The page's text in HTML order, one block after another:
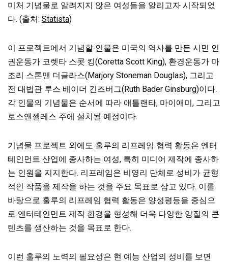
미처 기념물로 알려지지 않은 여성들을 알리고자 시작되었
다. (출처: Statista)
이 프로젝트에서 기념할 인물은 미국의 역사를 만든 시민 인
권운동가 코렛타 스콧 킹(Coretta Scott King), 환경운동가 마
조리 스톤맨 더글라스(Marjory Stoneman Douglas), 그리고
전 대법관 루스 베이더 긴즈버그(Ruth Bader Ginsburg)이다.
각 인물의 기념물은 순서에 따라 애틀랜타, 마이애미, 그리고
로스앤젤레스 주에 설치될 예정이다.
기념물 프로젝트 외에도 훌루의 리프레임 협력 활동은 엔터
테인먼트 산업에 종사하는 여성, 특히 미디어 제작에 종사하
는 인원을 지지한다. 리프레임은 비영리 단체로 성비가 균형
적인 작품을 제작을 하는 것을 주요 목표로 삼고 있다. 이를
바탕으로 훌루의 리프레임 협력 활동은 양성평등을 중심으
로 엔터테인먼트 제작 환경을 형성해 더욱 다양한 양질의 콘
텐츠를 생산하는 것을 목표로 한다.
이런 훌루의 노력의 필요성은 현 예능 산업의 성비를 보면